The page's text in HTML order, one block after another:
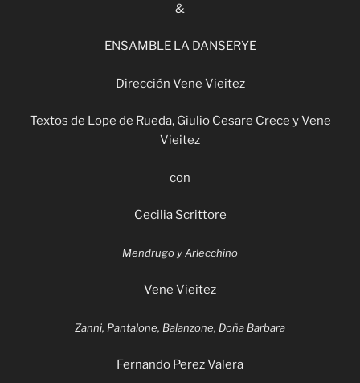
&
ENSAMBLE LA DANSERYE
Dirección Vene Vieitez
Textos de Lope de Rueda, Giulio Cesare Crece y Vene
Vieitez
con
Cecilia Scrittore
Mendrugo y Arlecchino
Vene Vieitez
Zanni, Pantalone, Balanzone, Doña Barbara
Fernando Perez Valera